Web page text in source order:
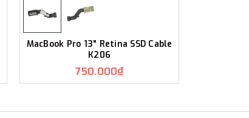
MacBook Pro 13" Retina SSD Cable
K206
750.000₫